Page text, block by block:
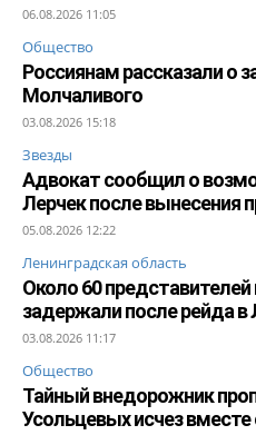
06.08.2026 11:05
Общество
Россиянам рассказали о
Молчаливого
03.08.2026 15:18
Звезды
Адвокат сообщил о
Лерчек после вынесения
05.08.2026 12:22
Ленинградская область
Около 60 представителей
задержали после рейда в
03.08.2026 11:17
Общество
Тайный внедорожник
Усольцевых исчез вместе